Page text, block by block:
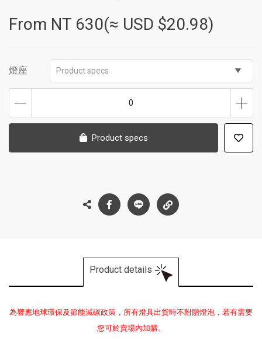
From NT 630(≈ USD $20.98)
燈座 Product specs
0
Product specs
Product details
為響應地球環保及節能減碳政策，所有燈具出貨時不附贈燈泡，若有需要
您可於賣場內加購。